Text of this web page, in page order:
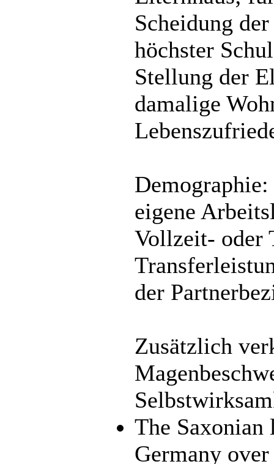
Scheidung
höchster
Stellung der
damalige
eigene
Vollzeit- oder
der
Zusätzlich
The
Germany